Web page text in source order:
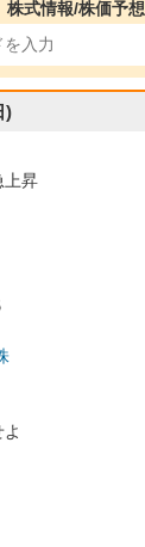
株式情報/株価予想
)
上昇